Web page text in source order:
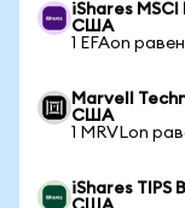
iShares
США
1 EFAon
Marvell
США
1 MRVLon
iShares TIPS